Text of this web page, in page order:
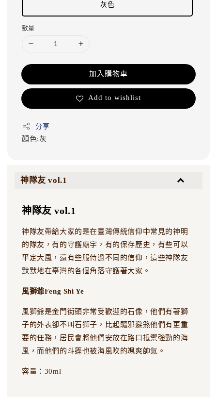
灰色
數量
加入購物車
Add to wishlist
分享
顏色:灰
神隊友 vol.1
神隊友 vol.1
神隊友帶給大家的是在臺灣傳統信仰中常見的神明
的隊友，有的守護廟宇，有的保存歷史，有些可以
平定大風，還有些服侍過不同的信仰，這些神隊友
默默地在臺灣的各個角落守護著大家。
風獅爺Feng Shi Ye
風獅爺是金門街頭非常受歡迎的石像，他們有著獅
子的外表卻不叫石獅子，比起驅邪避煞他們有更重
要的任務，居民會將他們安放在路口抵禦強勁的海
風，而他們的斗篷也被海風吹的颯爽帥氣。
容量：30ml